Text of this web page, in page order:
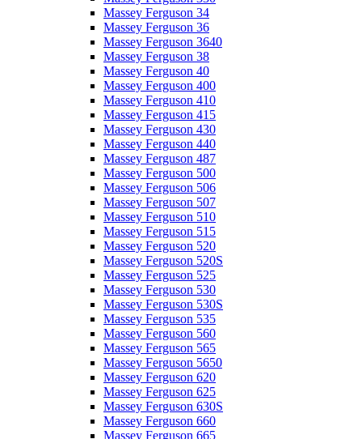
Massey Ferguson 34
Massey Ferguson 36
Massey Ferguson 3640
Massey Ferguson 38
Massey Ferguson 40
Massey Ferguson 400
Massey Ferguson 410
Massey Ferguson 415
Massey Ferguson 430
Massey Ferguson 440
Massey Ferguson 487
Massey Ferguson 500
Massey Ferguson 506
Massey Ferguson 507
Massey Ferguson 510
Massey Ferguson 515
Massey Ferguson 520
Massey Ferguson 520S
Massey Ferguson 525
Massey Ferguson 530
Massey Ferguson 530S
Massey Ferguson 535
Massey Ferguson 560
Massey Ferguson 565
Massey Ferguson 5650
Massey Ferguson 620
Massey Ferguson 625
Massey Ferguson 630S
Massey Ferguson 660
Massey Ferguson 665